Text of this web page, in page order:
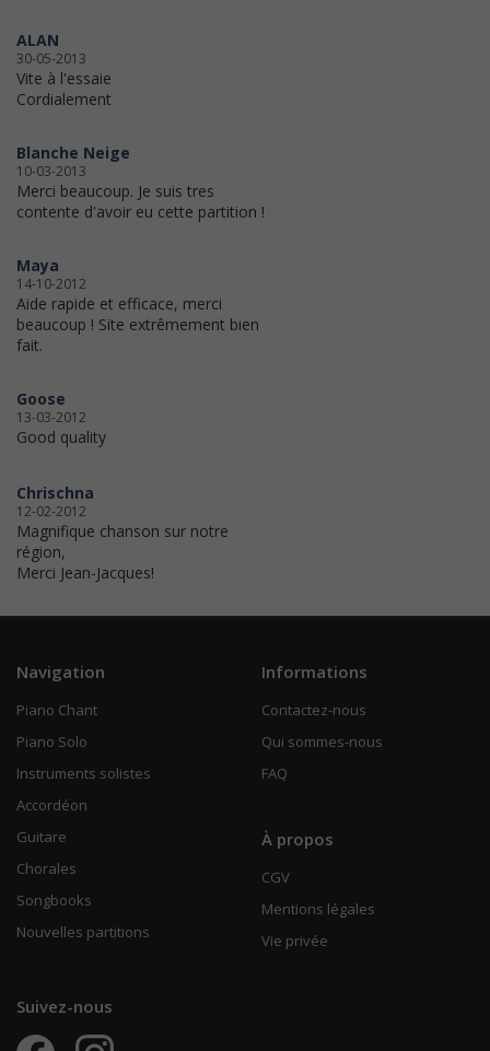
ALAN
30-05-2013
Vite à l'essaie
Cordialement
Blanche Neige
10-03-2013
Merci beaucoup. Je suis tres
contente d'avoir eu cette partition !
Maya
14-10-2012
Aide rapide et efficace, merci
beaucoup ! Site extrêmement bien
fait.
Goose
13-03-2012
Good quality
Chrischna
12-02-2012
Magnifique chanson sur notre
région,
Merci Jean-Jacques!
Navigation
Piano Chant
Piano Solo
Instruments solistes
Accordéon
Guitare
Chorales
Songbooks
Nouvelles partitions
Informations
Contactez-nous
Qui sommes-nous
FAQ
À propos
CGV
Mentions légales
Vie privée
Suivez-nous